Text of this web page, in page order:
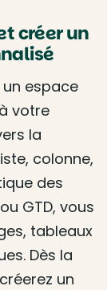
créer un
espace
votre
la
colonne,
des
GTD, vous
tableaux
Dès la
un